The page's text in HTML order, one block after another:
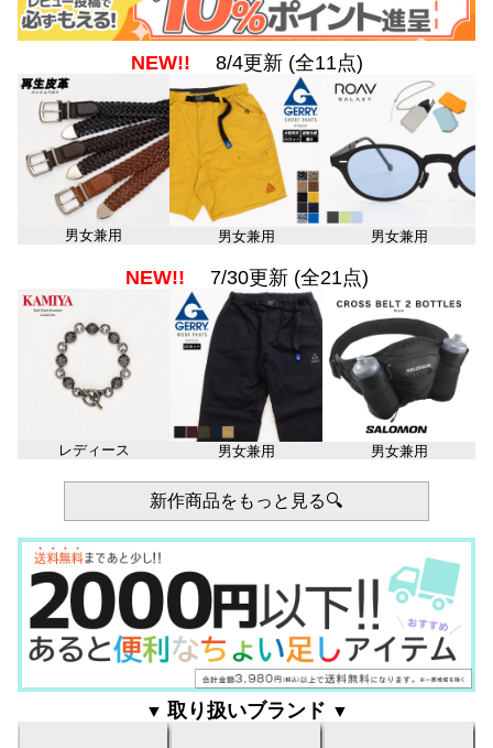
NEW!! 8/4更新 (全11点)
男女兼用 男女兼用 男女兼用
NEW!! 7/30更新 (全21点)
レディース 男女兼用 男女兼用
新作商品をもっと見る🔍
▼ 取り扱いブランド ▼